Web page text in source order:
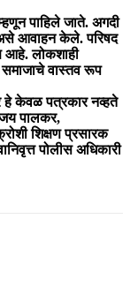
पाहिले जाते. अगदी
असे आवाहन केले. परिषद
आहे. लोकशाही
वास्तव रूप
हे केवळ पत्रकार नव्हते
पालकर,
शिक्षण प्रसारक
पोलीस अधिकारी